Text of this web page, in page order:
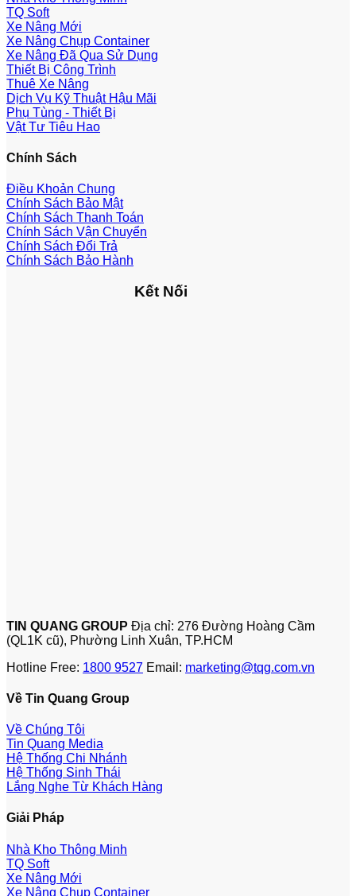
TQ Soft
Xe Nâng Mới
Xe Nâng Chụp Container
Xe Nâng Đã Qua Sử Dụng
Thiết Bị Công Trình
Thuê Xe Nâng
Dịch Vụ Kỹ Thuật Hậu Mãi
Phụ Tùng - Thiết Bị
Vật Tư Tiêu Hao
Chính Sách
Điều Khoản Chung
Chính Sách Bảo Mật
Chính Sách Thanh Toán
Chính Sách Vận Chuyển
Chính Sách Đổi Trả
Chính Sách Bảo Hành
Kết Nối
TIN QUANG GROUP Địa chỉ: 276 Đường Hoàng Cầm
(QL1K cũ), Phường Linh Xuân, TP.HCM
Hotline Free: 1800 9527 Email: marketing@tqg.com.vn
Về Tin Quang Group
Về Chúng Tôi
Tin Quang Media
Hệ Thống Chi Nhánh
Hệ Thống Sinh Thái
Lắng Nghe Từ Khách Hàng
Giải Pháp
Nhà Kho Thông Minh
TQ Soft
Xe Nâng Mới
Xe Nâng Chụp Container